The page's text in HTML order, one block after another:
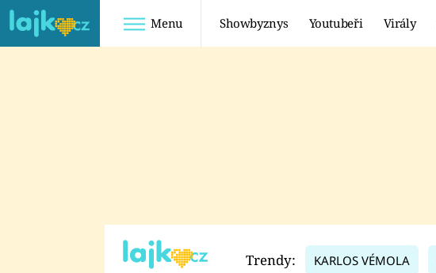
Menu Showbyznys Youtubeři Virály
TADEÁŠ KUBĚNKA
DATEL
Trendy: KARLOS VÉMOLA